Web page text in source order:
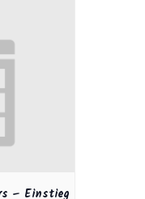
– Einstieg